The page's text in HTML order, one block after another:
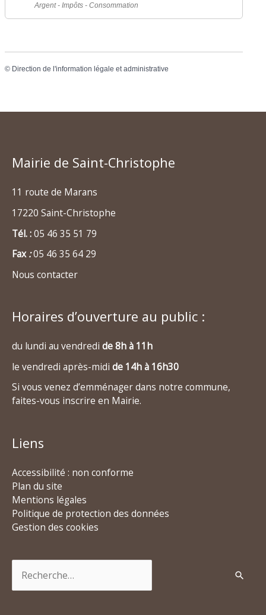
Argent - Impôts - Consommation
© Direction de l'information légale et administrative
Mairie de Saint-Christophe
11 route de Marans
17220 Saint-Christophe
Tél. :05 46 35 51 79
Fax:05 46 35 64 29
Nous contacter
Horaires d’ouverture au public :
du lundi au vendredi de 8h à 11h
le vendredi après-midi de 14h à 16h30
Si vous venez d’emménager dans notre commune,
faites-vous inscrire en Mairie.
Liens
Accessibilité : non conforme
Plan du site
Mentions légales
Politique de protection des données
Gestion des cookies